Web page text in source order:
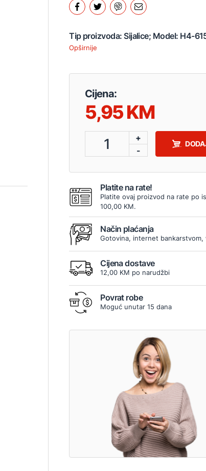
Tip proizvoda: Sijalice; Model: H4-
Opširnije
Cijena:
5,95
1
+
-
Platite na rate!
Platite ovaj proizvod na rate po
100,00 KM.
Način plaćanja
Gotovina, internet bankarstvom,
Cijena dostave
12,00 KM po narudžbi
Povrat robe
Moguć unutar 15 dana